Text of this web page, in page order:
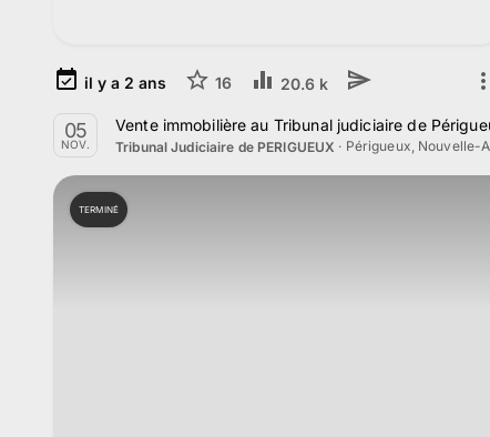
il y a 2 ans 16 20.6 k
05
NOV.
Vente immobilière au Tribunal judiciaire de
Tribunal Judiciaire de PERIGUEUX · Périgueux, Nouvelle-
TERMINÉ